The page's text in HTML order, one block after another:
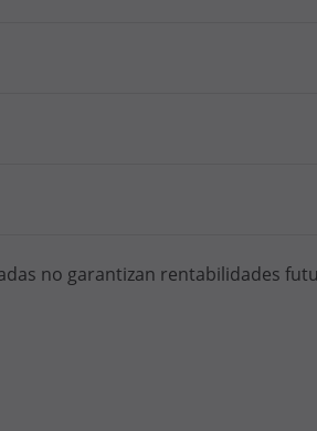
no garantizan rentabilidades